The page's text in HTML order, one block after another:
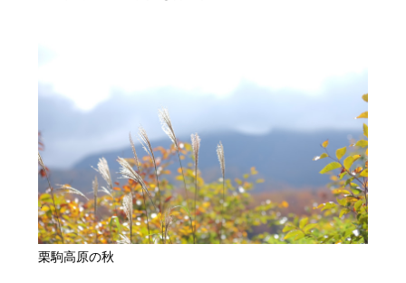
栗駒高原の秋